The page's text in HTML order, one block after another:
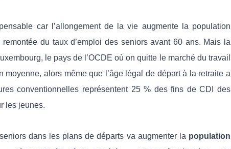
car l’allongement de la vie augmente la population
du taux d’emploi des seniors avant 60 ans. Mais la
le pays de l’OCDE où on quitte le marché du travail
moyenne, alors même que l’âge légal de départ à la retraite a
conventionnelles représentent 25 % des fins de CDI des
les jeunes.
dans les plans de départs va augmenter la population